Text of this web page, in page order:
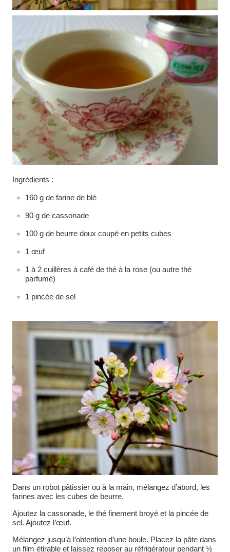
Ingrédients :
160 g de farine de blé
90 g de cassonade
100 g de beurre doux coupé en petits cubes
1 œuf
1 à 2 cuillères à café de thé à la rose (ou autre thé
parfumé)
1 pincée de sel
Dans un robot pâtissier ou à la main, mélangez d’abord, les
farines avec les cubes de beurre.
Ajoutez la cassonade, le thé finement broyé et la pincée de
sel. Ajoutez l’œuf.
Mélangez jusqu’à l’obtention d’une boule. Placez la pâte dans
un film étirable et laissez reposer au réfrigérateur pendant ½